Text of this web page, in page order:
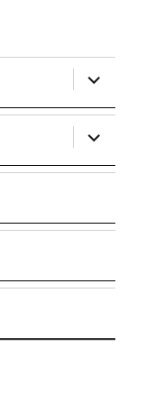
ouvrir
le
sous-
menu
ouvrir
le
sous-
menu